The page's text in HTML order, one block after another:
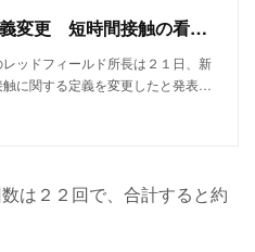
米ＣＤＣ、濃厚接触の定義変更 短時間接触の看守がコロナ感染
ッドフィールド所長は２１日、新
に関する定義を変更したと発表…
は２２回で、合計すると約